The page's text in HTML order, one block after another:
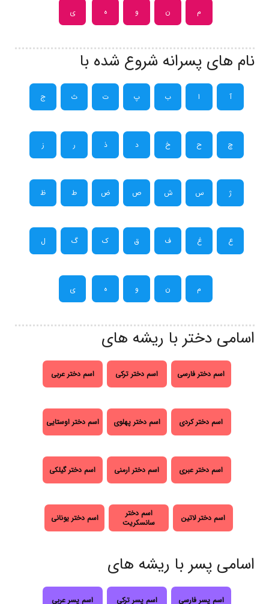
م ن و ه ی
نام های پسرانه شروع شده با
آ ا ب پ ت ث ج
چ ح خ د ذ ر ز
ژ س ش ص ض ط ظ
ع غ ف ق ک گ ل
م ن و ه ی
اسامی دختر با ریشه های
اسم دختر فارسی اسم دختر ترکی اسم دختر عربی
اسم دختر کردی اسم دختر پهلوی اسم دختر اوستایی
اسم دختر عبری اسم دختر ارمنی اسم دختر گیلکی
اسم دختر لاتین
اسم دختر
سانسکریت
اسم دختر یونانی
اسامی پسر با ریشه های
اسم پسر فارسی اسم پسر ترکی اسم پسر عربی